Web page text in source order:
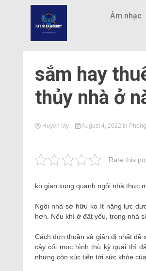
Âm nhạc
sắm hay
thủy nhà ở
Huyen My August 4, 2022 in
Rate this
ko gian xung quanh ngôi nhà thực
Ngôi nhà sở hữu ko ít năng lực
hơn. Nếu khí ở đất yếu, trong nhà
Cách đơn thuần và giản dị nhất để
cây cối mọc hình thù kỳ quái thì
nhưng còn xúc tiến tới sức khỏe